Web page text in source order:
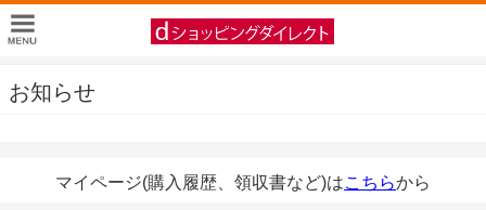
お知らせ
マイページ(購入履歴、領収書など)はこちらから